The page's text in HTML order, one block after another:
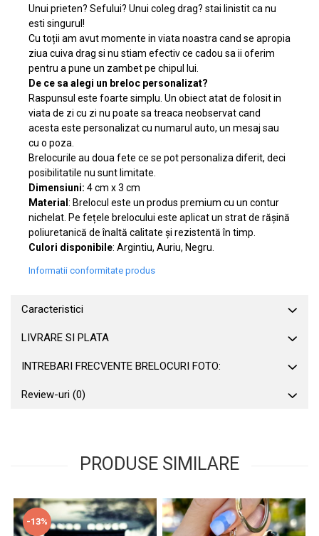
Unui prieten? Sefului? Unui coleg drag? stai linistit ca nu
esti singurul!
Cu toții am avut momente in viata noastra cand se apropia
ziua cuiva drag si nu stiam efectiv ce cadou sa ii oferim
pentru a pune un zambet pe chipul lui.
De ce sa alegi un breloc personalizat?
Raspunsul este foarte simplu. Un obiect atat de folosit in
viata de zi cu zi nu poate sa treaca neobservat cand
acesta este personalizat cu numarul auto, un mesaj sau
cu o poza.
Brelocurile au doua fete ce se pot personaliza diferit, deci
posibilitatile nu sunt limitate.
Dimensiuni: 4 cm x 3 cm
Material : Brelocul este un produs premium cu un contur
nichelat. Pe fețele brelocului este aplicat un strat de rășină
poliuretanică de înaltă calitate și rezistentă în timp.
Culori disponibile: Argintiu, Auriu, Negru.
Informatii conformitate produs
Caracteristici
LIVRARE SI PLATA
INTREBARI FRECVENTE BRELOCURI FOTO:
Review-uri (0)
PRODUSE SIMILARE
-13%